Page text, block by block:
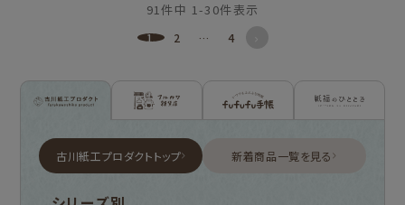
91件中 1-30件表示
1 2 … 4
古川紙工プロダクトトップ 新着商品一覧を見る